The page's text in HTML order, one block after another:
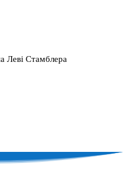
Леві Стамблера